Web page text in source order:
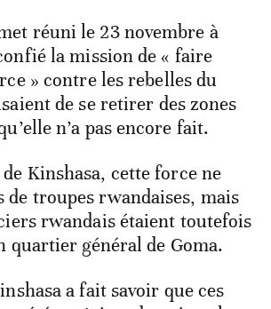
réuni le 23 novembre à
la mission de « faire
» contre les rebelles du
de se retirer des zones
n’a pas encore fait.
Kinshasa, cette force ne
de troupes rwandaises, mais
rwandais étaient toutefois
quartier général de Goma.
a fait savoir que ces